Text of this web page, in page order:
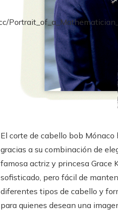
El corte de cabello bob
gracias a su combinación de
famosa actriz y princesa Grace
sofisticado, pero fácil de
diferentes tipos de cabello y
para quienes desean una